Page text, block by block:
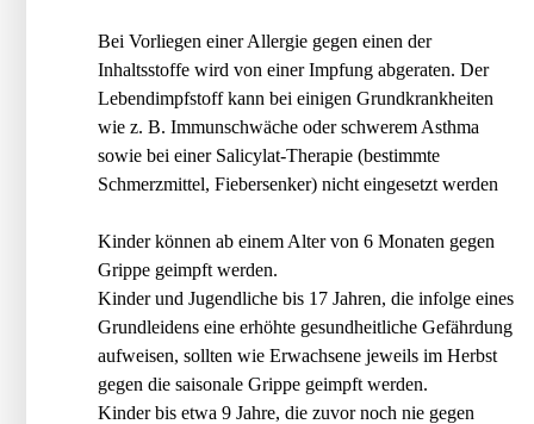
Bei Vorliegen einer Allergie gegen einen der
Inhaltsstoffe wird von einer Impfung abgeraten. Der
Lebendimpfstoff kann bei einigen Grundkrankheiten
wie z. B. Immunschwäche oder schwerem Asthma
sowie bei einer Salicylat-Therapie (bestimmte
Schmerzmittel, Fiebersenker) nicht eingesetzt werden
Kinder können ab einem Alter von 6 Monaten gegen
Grippe geimpft werden.
Kinder und Jugendliche bis 17 Jahren, die infolge eines
Grundleidens eine erhöhte gesundheitliche Gefährdung
aufweisen, sollten wie Erwachsene jeweils im Herbst
gegen die saisonale Grippe geimpft werden.
Kinder bis etwa 9 Jahre, die zuvor noch nie gegen